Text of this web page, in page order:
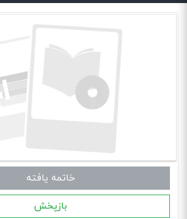
خاتمه یافته
بازپخش